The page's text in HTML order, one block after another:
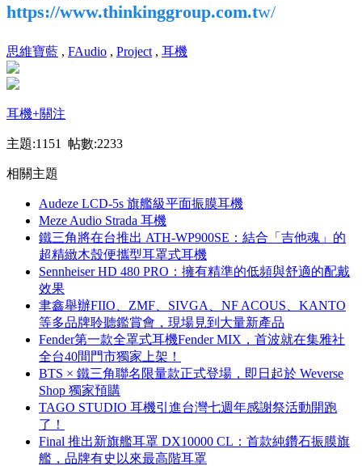
https://www.thinkinggroup.com.tw/
思維寶藍 , FAudio , Project , 耳機
耳機+關注
主題:1151 帖數:2233
相關主題
Audeze LCD-5s 旗艦級平面振膜耳機
Meze Audio Strada 耳機
鐵三角將在台推出 ATH-WP900SE：結合「吉他魂」的
超精緻木殼便攜型耳罩式耳機
Sennheiser HD 480 PRO：擁有精準的低頻與舒適的配戴
效果
聿鑫舉辦FIIO、ZMF、SIVGA、NF ACOUS、KANTO
等多品牌聆聽鑑賞會，現場見到大量新產品
Fender第一款全罩式耳機Fender MIX，首波就在集雅社
全台40間門市獨家上架！
BTS × 鐵三角聯名限量款正式登場，即日起於 Weverse
Shop 獨家預購
TAGO STUDIO 耳機引進台灣七週年感謝祭活動開跑
了！
Final 推出新旗艦耳罩 DX10000 CL：首款純鑽石振膜旗
艦，品牌有史以來最高階耳罩